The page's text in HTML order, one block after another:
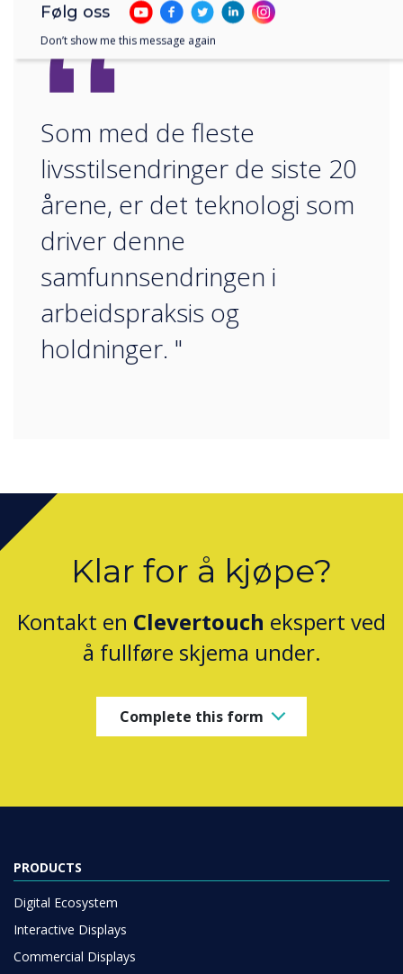
“
Som med de fleste
livsstilsendringer de siste 20
årene, er det teknologi som
driver denne
samfunnsendringen i
arbeidspraksis og
holdninger. "
Klar for å kjøpe?
Kontakt en Clevertouch ekspert ved
å fullføre skjema under.
Complete this form
PRODUCTS
Digital Ecosystem
Interactive Displays
Commercial Displays
Følg oss
Don’t show me this message again